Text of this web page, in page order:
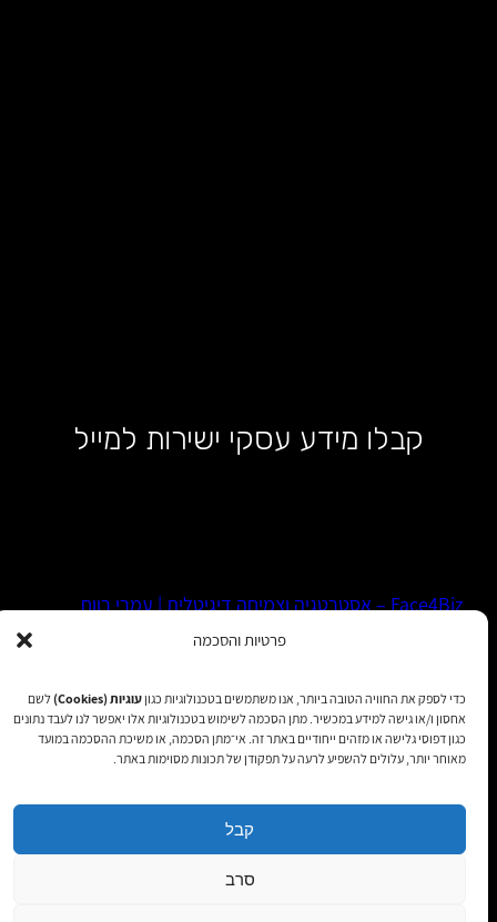
פרטיות והסכמה
כדי לספק את החוויה הטובה ביותר, אנו משתמשים בטכנולוגיות כגוןעוגיות (Cookies)
לשם
אחסון ו/או גישה למידע במכשיר. מתן הסכמה לשימוש בטכנולוגיות אלו יאפשר לנו לעבד נתונים
כגון דפוסי גלישה או מזהים ייחודיים באתר זה. אי־מתן הסכמה, או משיכת ההסכמה במועד
מאוחר יותר, עלולים להשפיע לרעה על תפקודן של תכונות מסוימות באתר.
קבל
סרב
קבלו מידע עסקי ישירות למייל
Face4Biz – אסטרטגיה וצמיחה דיגיטלית | עמרי רווח
הצהרת נגישות|מדיניות פרטיות|תקנון שימוש| כל הזכויות